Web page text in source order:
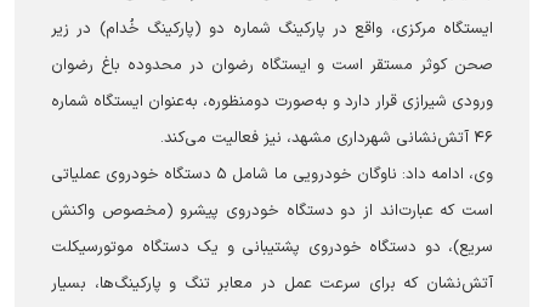
ایستگاه مرکزی، واقع در پارکینگ شماره دو (پارکینگ خُدام) در زیر
صحن کوثر مستقر است و ایستگاه رضوان در محدوده باغ رضوان
ورودی شیرازی قرار دارد و به‌صورت دو‌منظوره، به‌عنوان ایستگاه شماره
۴۶ آتش‌نشانی شهرداری مشهد، نیز فعالیت می‌کند.
وی، ادامه داد: ناوگان خودرویی ما شامل ۵ دستگاه خودروی عملیاتی
است که عبارت‌اند از دو دستگاه خودروی پیشرو (مخصوص واکنش
سریع)، دو دستگاه خودروی پشتیبانی و یک دستگاه موتورسیکلت
آتش‌نشان که برای سرعت عمل در معابر تنگ و پارکینگ‌ها، بسیار